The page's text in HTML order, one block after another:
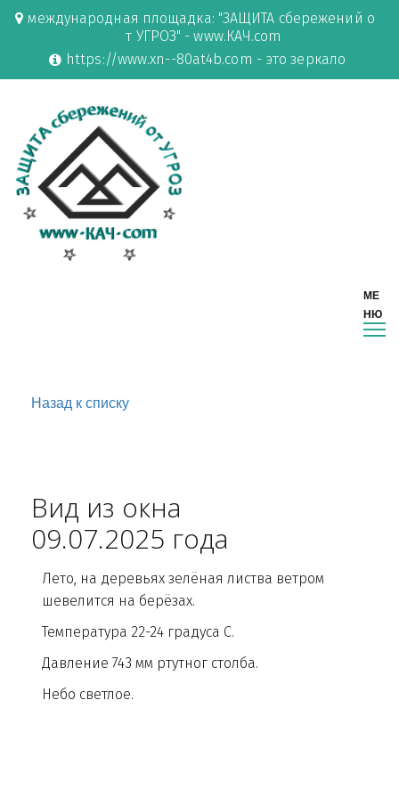
международная площадка: "ЗАЩИТА сбережений о
т УГРОЗ" - www.КАЧ.com
https://www.xn--80at4b.com - это зеркало
Назад к списку
Вид из окна
09.07.2025 года
Лето, на деревьях зелёная листва ветром
шевелится на берёзах.
Температура 22-24 градуса С.
Давление 743 мм ртутног столба.
Небо светлое.